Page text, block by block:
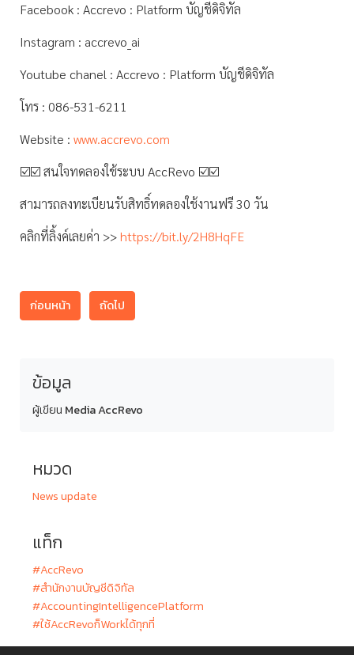
Facebook : Accrevo : Platform บัญชีดิจิทัล
Instagram : accrevo_ai
Youtube chanel : Accrevo : Platform บัญชีดิจิทัล
โทร : 086-531-6211
Website : www.accrevo.com
☑️☑️ สนใจทดลองใช้ระบบ AccRevo ☑️☑️
สามารถลงทะเบียนรับสิทธิ์ทดลองใช้งานฟรี 30 วัน
คลิกที่ลิ้งค์เลยค่า >>https://bit.ly/2H8HqFE
ก่อนหน้า ถัดไป
ข้อมูล
ผู้เขียน Media AccRevo
หมวด
News update
แท็ก
#AccRevo
#สำนักงานบัญชีดิจิทัล
#AccountingIntelligencePlatform
#ใช้AccRevoก็Workได้ทุกที่